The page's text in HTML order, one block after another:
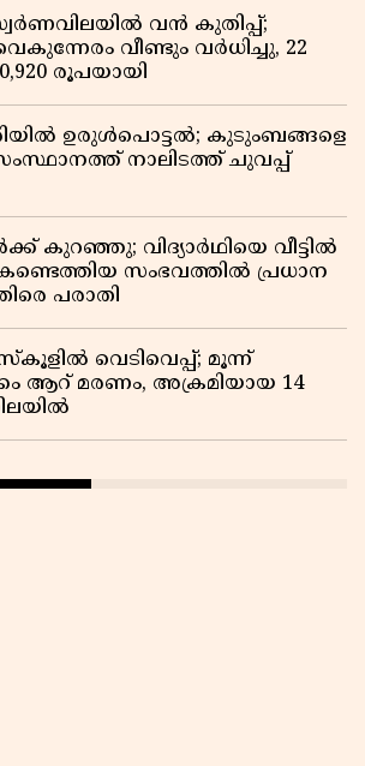
വൻ കുതിപ്പ്;
വീണ്ടും വർധിച്ചു, 22
രൂപയായി
ഉരുൾപൊട്ടൽ; കുടുംബങ്ങളെ
സംസ്ഥാനത്ത് നാലിടത്ത് ചുവപ്പ്
കുറഞ്ഞു; വിദ്യാർഥിയെ വീട്ടിൽ
കണ്ടെത്തിയ സംഭവത്തിൽ പ്രധാന
പരാതി
വെടിവെപ്പ്; മൂന്ന്
ആറ് മരണം, അക്രമിയായ 14